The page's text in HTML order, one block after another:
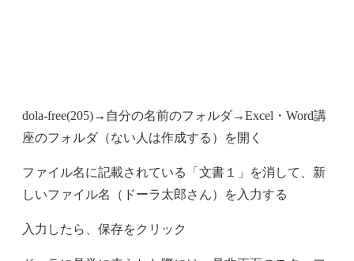
dola-free(205)→自分の名前のフォルダ→Excel・Word講
座のフォルダ（ない人は作成する）を開く
ファイル名に記載されている「文書１」を消して、新
しいファイル名（ドーラ太郎さん）を入力する
入力したら、保存をクリック